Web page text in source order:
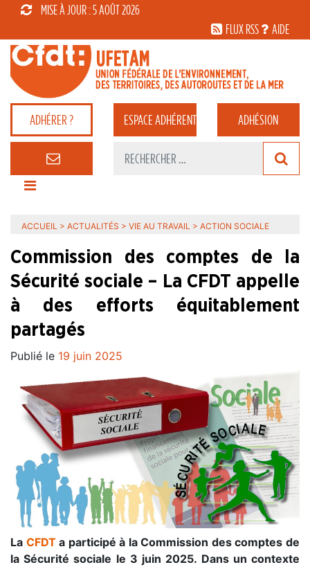
MISE À JOUR : 5 AOÛT 2026
FLUX RSS
AIDE
ADHÉRER ? ESPACEADHÉRENT ADHÉSION
ACCUEIL > ACTUALITÉS > VIE AU TRAVAIL > ACTION SOCIALE
Commission des comptes de la
Sécurité sociale – La CFDT appelle
à des efforts équitablement
partagés
Publié le 19 juin 2025
La CFDTa participé à la Commission des comptes de
la Sécurité sociale le 3 juin 2025. Dans un contexte